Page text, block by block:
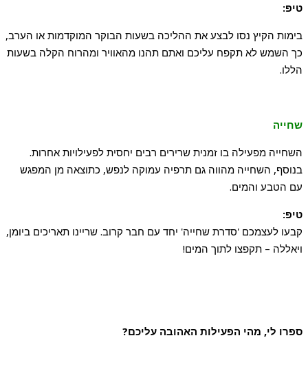
טיפ:
בימות הקיץ נסו לבצע את ההליכה בשעות הבוקר המוקדמות או הערב,
כך השמש לא תקפח עליכם ואתם תהנו מהאוויר ומהרוח הקלה בשעות
הללו.
שחייה
השחייה מפעילה בו זמנית שרירים רבים יחסית לפעילויות אחרות.
בנוסף, השחייה מהווה גם תרפיה עמוקה לנפש, כתוצאה מן המפגש
עם הטבע והמים.
טיפ:
קבעו לעצמכם 'סדרת שחייה' יחד עם חבר קרוב. שריינו תאריכים ביומן,
ויאללה – תקפצו לתוך המים!
ספרו לי, מהי הפעילות האהובה עליכם?